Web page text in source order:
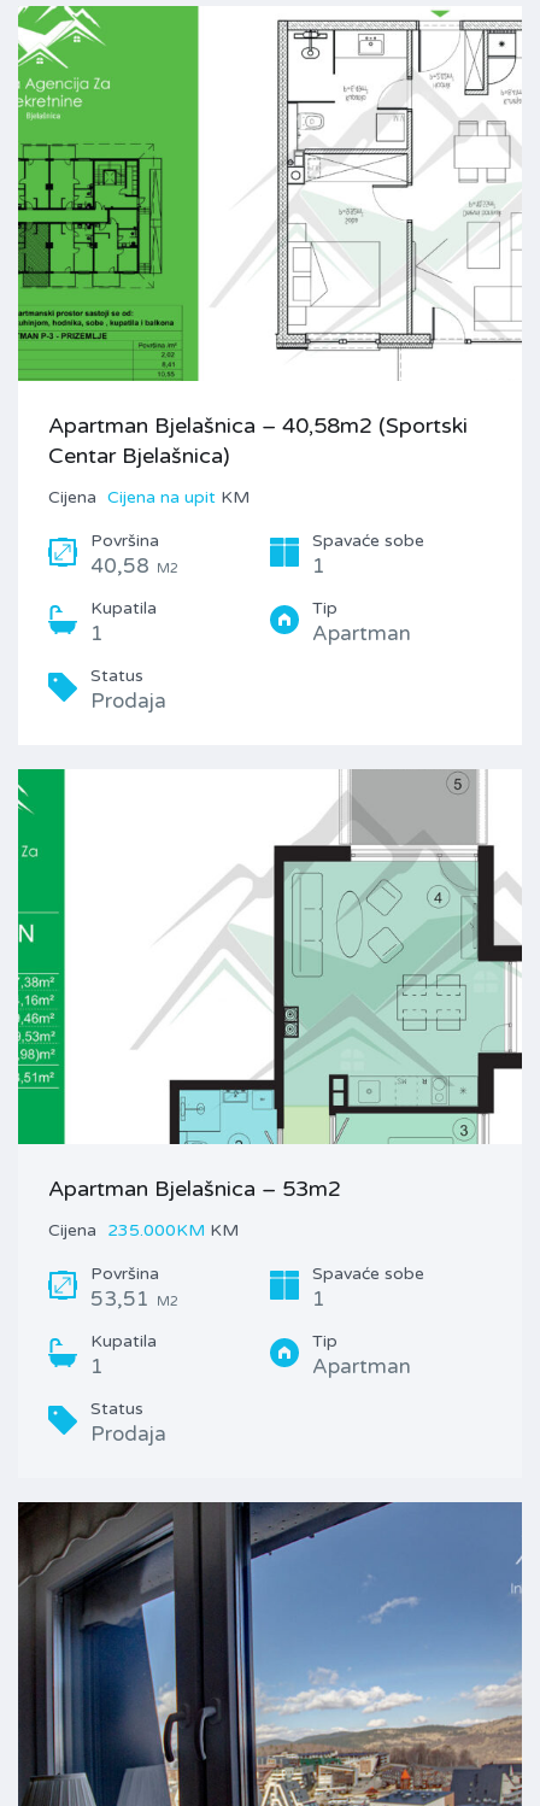
Apartman Bjelašnica – 40,58m2 (Sportski
Centar Bjelašnica)
Cijena Cijena na upit KM
Površina
40,58 M2
Spavaće sobe
1
Kupatila
1
Tip
Apartman
Status
Prodaja
Apartman Bjelašnica – 53m2
Cijena 235.000KM KM
Površina
53,51 M2
Spavaće sobe
1
Kupatila
1
Tip
Apartman
Status
Prodaja